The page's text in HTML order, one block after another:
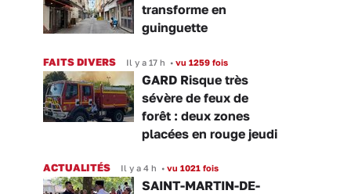
transforme en
guinguette
FAITS DIVERS Il y a 17 h • vu 1259 fois
GARD Risque très
sévère de feux de
forêt : deux zones
placées en rouge jeudi
ACTUALITÉS Il y a 4 h • vu 1021 fois
SAINT-MARTIN-DE-